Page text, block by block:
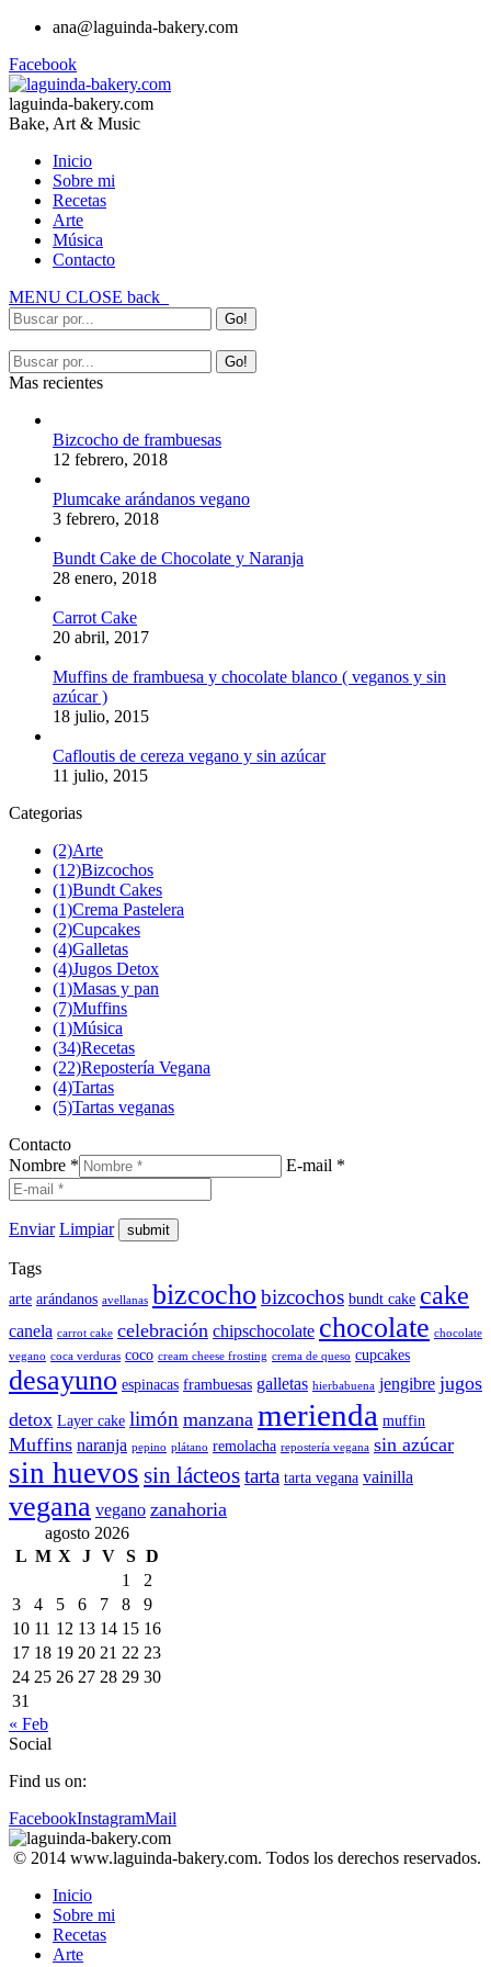
ana@laguinda-bakery.com
Facebook
laguinda-bakery.com
Bake, Art & Music
Inicio
Sobre mi
Recetas
Arte
Música
Contacto
MENU CLOSE back
Mas recientes
Bizcocho de frambuesas
12 febrero, 2018
Plumcake arándanos vegano
3 febrero, 2018
Bundt Cake de Chocolate y Naranja
28 enero, 2018
Carrot Cake
20 abril, 2017
Muffins de frambuesa y chocolate blanco ( veganos y sin
azúcar )
18 julio, 2015
Cafloutis de cereza vegano y sin azúcar
11 julio, 2015
Categorias
(2)Arte
(12)Bizcochos
(1)Bundt Cakes
(1)Crema Pastelera
(2)Cupcakes
(4)Galletas
(4)Jugos Detox
(1)Masas y pan
(7)Muffins
(1)Música
(34)Recetas
(22)Repostería Vegana
(4)Tartas
(5)Tartas veganas
Contacto
Nombre *
E-mail *
Enviar Limpiar
Tags
arte arándanos avellanas bizcocho bizcochos bundt cake cake
canela carrot cake celebración chipschocolate chocolate chocolate
vegano coca verduras coco cream cheese frosting crema de queso cupcakes
desayuno espinacas frambuesas galletas hierbabuena jengibre jugos
detox Layer cake limón manzana merienda muffin
Muffins naranja pepino plátano remolacha repostería vegana sin azúcar
sin huevos sin lácteostarta tarta vegana vainilla
vegana vegano zanahoria
agosto 2026
L M X J V S D
1
2
3
4 5 6 7 8
9
10 11 12 13 14 15 16
17 18 19 20 21 22 23
24 25 26 27 28 29 30
31
« Feb
Social
Find us on:
FacebookInstagramMail
© 2014 www.laguinda-bakery.com. Todos los derechos reservados.
Inicio
Sobre mi
Recetas
Arte